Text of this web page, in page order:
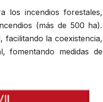
los incendios forestales,
(más de 500 ha).
facilitando la coexistencia,
fomentando medidas de